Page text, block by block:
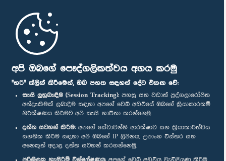
අපි ඔබගේ පෞද්ගලිකත්වය අගය කරමු
"හරි" ක්ලික් කිරීමෙන්, ඔබ පහත සඳහන් දේට එකඟ වේ:
සැසි ලුහුබැඳීම (Session Tracking): පහසු සහ වඩාත් පුද්ගලාරෝපිත
අත්දැකීමක් ලබාදීම සඳහා අපගේ වෙබ් අඩවියේ ඔබගේ ක්‍රියාකාරකම්
නිරීක්ෂණය කිරීමට අපි සැසි භාවිතා කරන්නෙමු.
දත්ත සටහන් කිරීම: අපගේ සේවාවන්හි ආරක්ෂාව සහ ක්‍රියාකාරීත්වය
සහතික කිරීම සඳහා අපි ඔබගේ IP ලිපිනය, උපාංග විස්තර සහ
අනෙකුත් අදාළ දත්ත සටහන් කරගන්නෙමු.
ප.ව. 2:29 - ප.ව. 2:37
ප.ව. 2:37 - ප.ව. 2:46
ප.ව. 2:46 - ප.ව. 2:55
ප.ව. 2:55 - ප.ව. 3:05
මුල් පිටුව
පාර්ලිමේන්තු ජංගම යෙදුම
අප හා සම්බන්ධ වී සිටින්න :
සම්මාන